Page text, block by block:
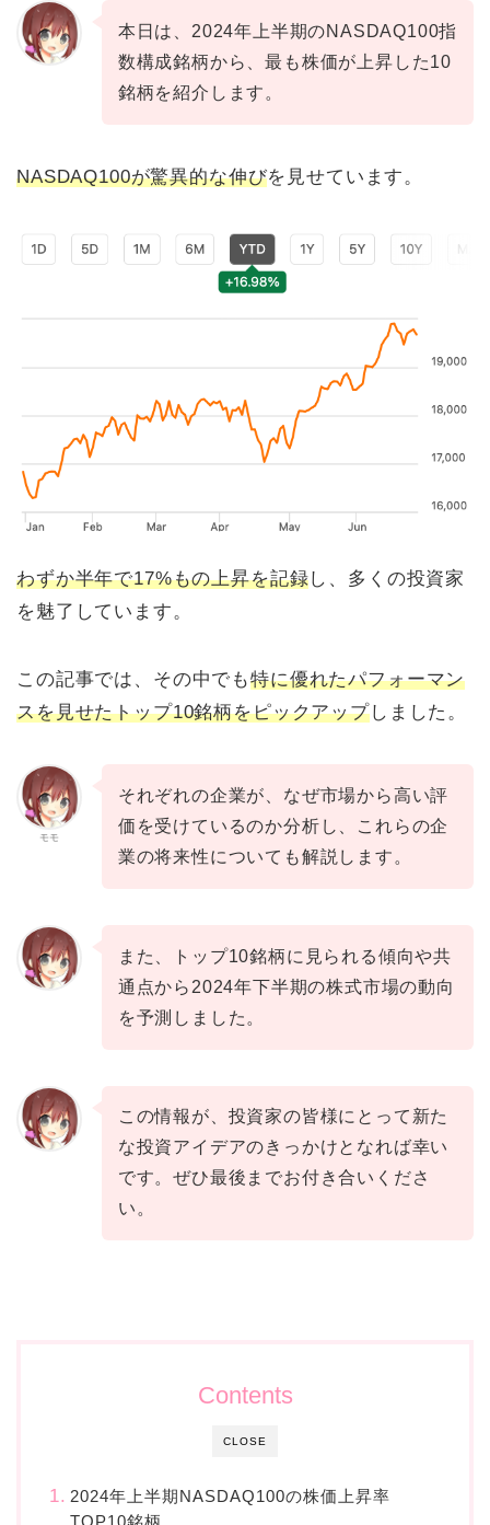
本日は、2024年上半期のNASDAQ100指
数構成銘柄から、最も株価が上昇した10
銘柄を紹介します。
NASDAQ100が驚異的な伸びを見せています。
わずか半年で17%もの上昇を記録し、多くの投資家
を魅了しています。
この記事では、その中でも特に優れたパフォーマン
スを見せたトップ10銘柄をピックアップしました。
モモ
それぞれの企業が、なぜ市場から高い評
価を受けているのか分析し、これらの企
業の将来性についても解説します。
また、トップ10銘柄に見られる傾向や共
通点から2024年下半期の株式市場の動向
を予測しました。
この情報が、投資家の皆様にとって新た
な投資アイデアのきっかけとなれば幸い
です。ぜひ最後までお付き合いくださ
い。
CLOSE
Contents
2024年上半期NASDAQ100の株価上昇率
TOP10銘柄